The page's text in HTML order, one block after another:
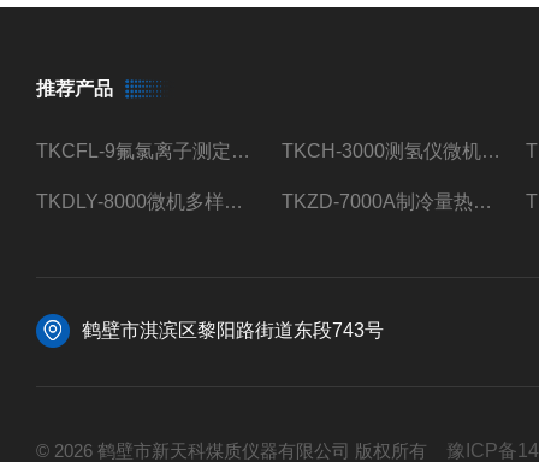
推荐产品
TKCFL-9氟氯离子测定仪自动煤质检测 TKCH-3000测氢仪微机氢元素测定煤质检测
TKDLY-8000微机多样测硫仪自动定硫仪化验室硫含量测定 TKZD-7000A制冷量热仪自动升降热值仪煤质检测
鹤壁市淇滨区黎阳路街道东段743号
© 2026 鹤壁市新天科煤质仪器有限公司 版权所有 豫ICP备